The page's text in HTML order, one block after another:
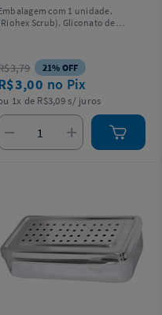
com 1 unidade.
Scrub). Gliconato de
NOTIFICAÇÃO SIMPLIFICADA RDC
Nº 107/2016. AFE Nº
1.SE PERSISTIREM OS
SINTOMAS, O MÉDICO DEVERÁ SER
UM MEDICAMENTO.
USO PODE TRAZER RISCOS.
PROCURE O MÉDICO E O
FARMACÊUTICO. LEIA A BULA
21% OFF
no Pix
1x de R$3,09 s/ juros